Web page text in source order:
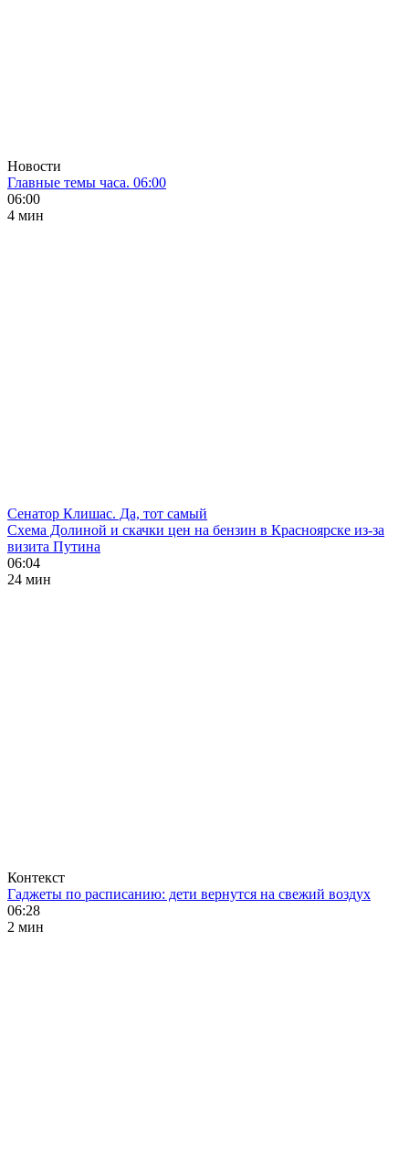
Новости
Главные темы часа. 06:00
06:00
4 мин
Сенатор Клишас. Да, тот самый
Схема Долиной и скачки цен на бензин в Красноярске из-за
визита Путина
06:04
24 мин
Контекст
Гаджеты по расписанию: дети вернутся на свежий воздух
06:28
2 мин